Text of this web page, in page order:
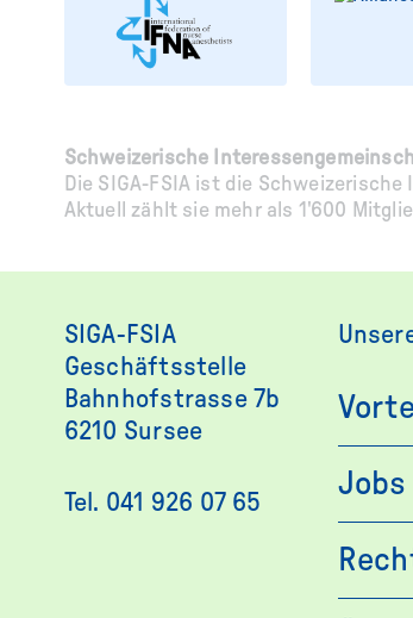
Schweizerische
Die SIGA-FSIA ist die
Aktuell zählt sie mehr als 1'600
SIGA-FSIA
Geschäftsstelle
Bahnhofstrasse 7b
6210 Sursee
Tel. 041 926 07 65
Jobs